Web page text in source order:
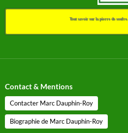
Tout savoir sur la pierre de soufre.
Contact & Mentions
Contacter Marc Dauphin-Roy
Biographie de Marc Dauphin-Roy